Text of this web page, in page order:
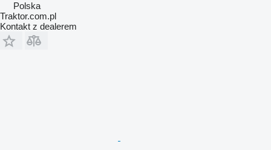
Polska
Traktor.com.pl
Kontakt z dealerem